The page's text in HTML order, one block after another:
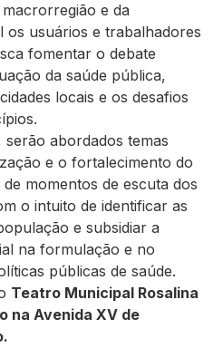
e da
os usuários e trabalhadores
fomentar o debate
da saúde pública,
locais e os desafios
abordados temas
e o fortalecimento do
momentos de escuta dos
o intuito de identificar as
e subsidiar a
na formulação e no
públicas de saúde.
Teatro Municipal Rosalina
na Avenida XV de